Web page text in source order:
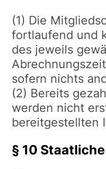
(1) Die
fortlaufend und
des jeweils
sofern nichts
(2) Bereits
werden nicht
bereitgestellten
§ 10